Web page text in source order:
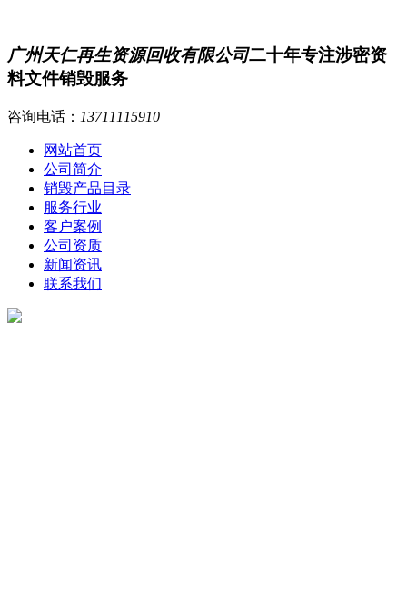
广州天仁再生资源回收有限公司二十年专注涉密资
料文件销毁服务
咨询电话： 13711115910
网站首页
公司简介
销毁产品目录
服务行业
客户案例
公司资质
新闻资讯
联系我们